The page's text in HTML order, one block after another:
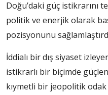
Doğu’daki güç istikrarını
politik ve enerjik olarak
pozisyonunu
İddialı bir dış siyaset
istikrarlı bir biçimde
kıymetli bir jeopolitik